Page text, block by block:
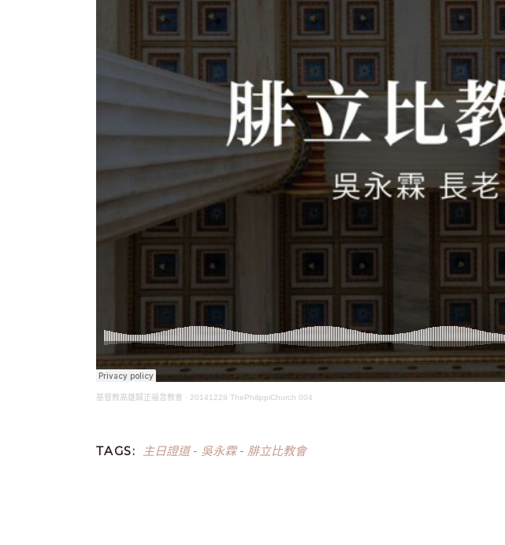
基督教高雄歸正福音教會 · 20141228 ThePhilippiChurch 004
TAGS: 主日證道- 吳永霖- 腓立比教會